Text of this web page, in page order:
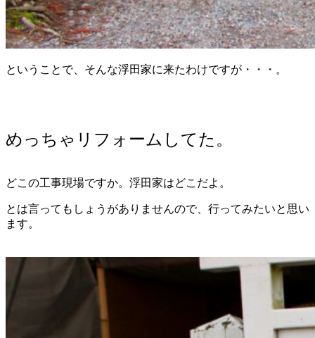
ということで、そんな浮田家に来たわけですが・・・。
めっちゃリフォームしてた。
どこの工事現場ですか。浮田家はどこだよ。
とは言ってもしょうがありませんので、行ってみたいと思い
ます。